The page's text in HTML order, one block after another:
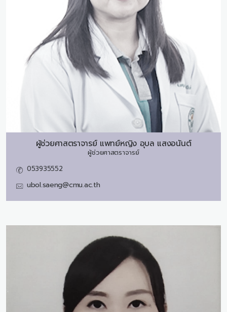
ผู้ช่วยศาสตราจารย์ แพทย์หญิง อุบล แสงอนันต์
ผู้ช่วยศาสตราจารย์
053935552
ubol.saeng@cmu.ac.th